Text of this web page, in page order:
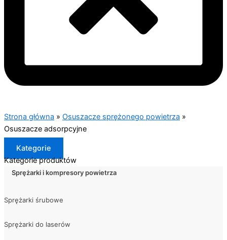
Strona główna » Osuszacze sprężonego powietrza »
Osuszacze adsorpcyjne
Kategorie
Kategorie produktów
Sprężarki i kompresory powietrza
Sprężarki śrubowe
Sprężarki do laserów